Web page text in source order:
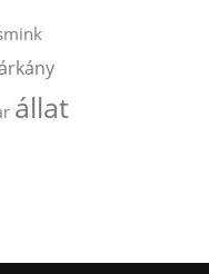
állat